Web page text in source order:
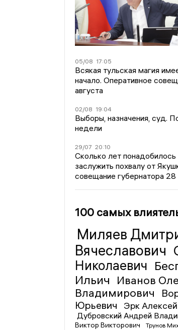
05/08 17:05
Всякая тульская магия
начало. Оперативное
августа
02/08 19:04
Выборы, назначения, суд.
недели
29/07 20:10
Сколько лет
заслужить похвалу от
совещание губернатора
100 самых
Миляев
Вячеславович
Николаевич
Ильич
Иванов
Владимирович
Юрьевич
Эрк
Дубровский Андрей
Виктор Викторович
Трунов